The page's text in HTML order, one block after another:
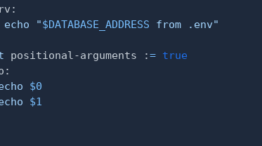
echo
"$DATABASE_ADDRESS from .env"
positional-arguments := true
$0
$1